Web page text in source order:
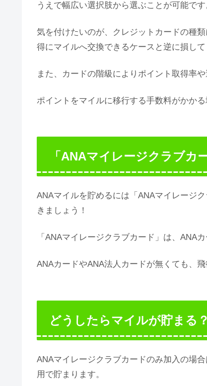
うえで幅広い選択肢から選ぶことが可能です
気を付けたいのが、クレジットカードの種
得にマイルへ交換できるケースと逆に損して
また、カードの階級によりポイント取得率
ポイントをマイルに移行する手数料がかか
「ANAマイレージクラブカ
ANAマイルを貯めるには「ANAマイレージ
きましょう！
「ANAマイレージクラブカード」は、ANA
ANAカードやANA法人カードが無くても、
どうしたらマイルが貯まる？
ANAマイレージクラブカードのみ加入の場
用で貯まります。